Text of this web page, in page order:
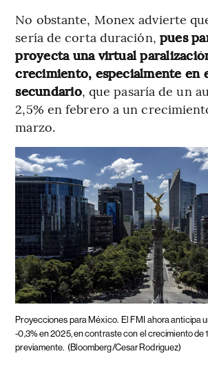
No obstante, Monex advierte
sería de corta duración, pues
proyecta una virtual
crecimiento, especialmente en
secundario, que pasaría de un
2,5% en febrero a un
marzo.
Proyecciones para México. El FMI ahora anticipa
-0,3% en 2025, en contraste con el crecimiento de
previamente. (Bloomberg/Cesar Rodriguez)